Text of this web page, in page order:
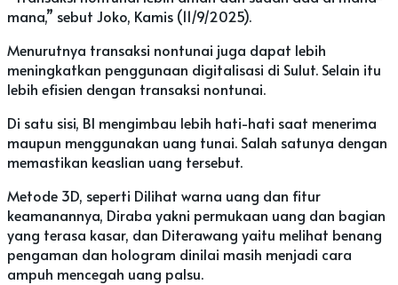
mana,” sebut Joko, Kamis (11/9/2025).
Menurutnya transaksi nontunai juga dapat lebih
meningkatkan penggunaan digitalisasi di Sulut. Selain itu
lebih efisien dengan transaksi nontunai.
Di satu sisi, BI mengimbau lebih hati-hati saat menerima
maupun menggunakan uang tunai. Salah satunya dengan
memastikan keaslian uang tersebut.
Metode 3D, seperti Dilihat warna uang dan fitur
keamanannya, Diraba yakni permukaan uang dan bagian
yang terasa kasar, dan Diterawang yaitu melihat benang
pengaman dan hologram dinilai masih menjadi cara
ampuh mencegah uang palsu.